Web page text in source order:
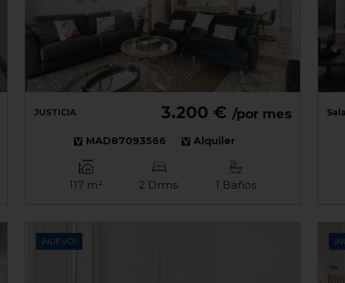
JUSTICIA 3.200 € /por mes
MAD87093566 Alquiler
117 m² 2 Drms. 1 Baños
¡NUEVO!